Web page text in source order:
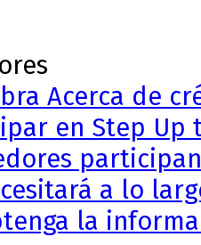
Acerca de
en Step Up
a lo
la